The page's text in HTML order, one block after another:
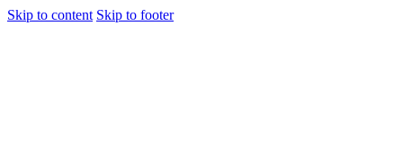
Skip to content Skip to footer